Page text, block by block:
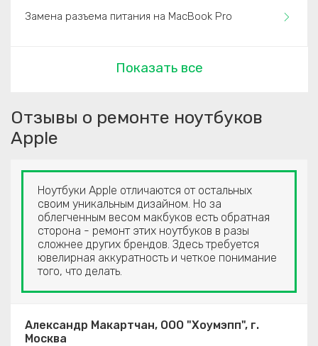
Замена разъема питания на MacBook Pro
Показать все
Отзывы о ремонте ноутбуков
Apple
Ноутбуки Apple отличаются от остальных
своим уникальным дизайном. Но за
облегченным весом макбуков есть обратная
сторона - ремонт этих ноутбуков в разы
сложнее других брендов. Здесь требуется
ювелирная аккуратность и четкое понимание
того, что делать.
Александр Макартчан, ООО "Хоумэпп", г.
Москва